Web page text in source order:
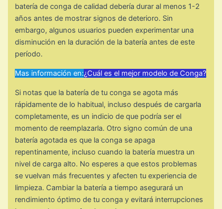
batería de conga de calidad debería durar al menos 1-2
años antes de mostrar signos de deterioro. Sin
embargo, algunos usuarios pueden experimentar una
disminución en la duración de la batería antes de este
período.
Mas información en:¿Cuál es el mejor modelo de Conga?
Si notas que la batería de tu conga se agota más
rápidamente de lo habitual, incluso después de cargarla
completamente, es un indicio de que podría ser el
momento de reemplazarla. Otro signo común de una
batería agotada es que la conga se apaga
repentinamente, incluso cuando la batería muestra un
nivel de carga alto. No esperes a que estos problemas
se vuelvan más frecuentes y afecten tu experiencia de
limpieza. Cambiar la batería a tiempo asegurará un
rendimiento óptimo de tu conga y evitará interrupciones